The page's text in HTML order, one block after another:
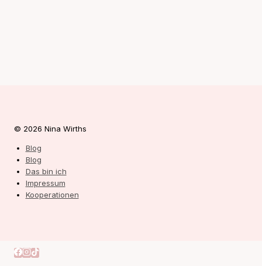
© 2026 Nina Wirths
Blog
Blog
Das bin ich
Impressum
Kooperationen